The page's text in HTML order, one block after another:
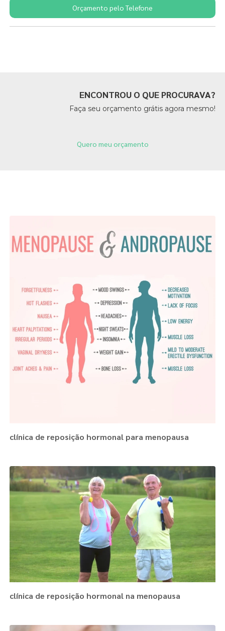
Orçamento pelo Telefone
ENCONTROU O QUE PROCURAVA?
Faça seu orçamento grátis agora mesmo!
Quero meu orçamento
clínica de reposição hormonal para menopausa
clínica de reposição hormonal na menopausa